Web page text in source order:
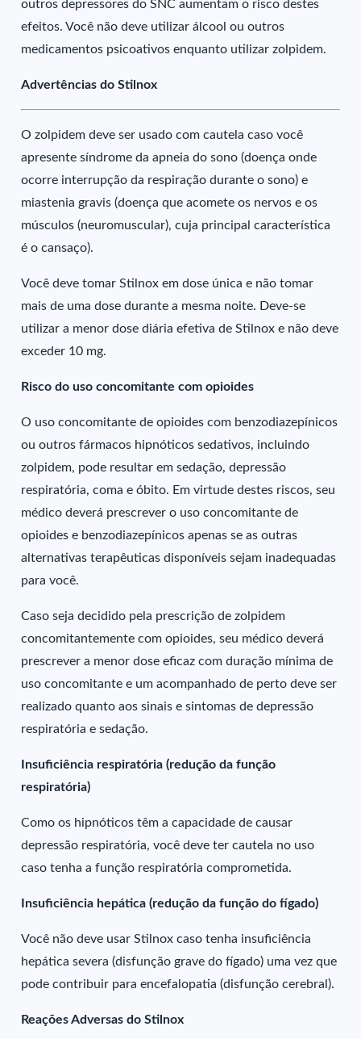
outros depressores do SNC aumentam o risco destes
efeitos. Você não deve utilizar álcool ou outros
medicamentos psicoativos enquanto utilizar zolpidem.
Advertências do Stilnox
O zolpidem deve ser usado com cautela caso você
apresente síndrome da apneia do sono (doença onde
ocorre interrupção da respiração durante o sono) e
miastenia gravis (doença que acomete os nervos e os
músculos (neuromuscular), cuja principal característica
é o cansaço).
Você deve tomar Stilnox em dose única e não tomar
mais de uma dose durante a mesma noite. Deve-se
utilizar a menor dose diária efetiva de Stilnox e não deve
exceder 10 mg.
Risco do uso concomitante com opioides
O uso concomitante de opioides com benzodiazepínicos
ou outros fármacos hipnóticos sedativos, incluindo
zolpidem, pode resultar em sedação, depressão
respiratória, coma e óbito. Em virtude destes riscos, seu
médico deverá prescrever o uso concomitante de
opioides e benzodiazepínicos apenas se as outras
alternativas terapêuticas disponíveis sejam inadequadas
para você.
Caso seja decidido pela prescrição de zolpidem
concomitantemente com opioides, seu médico deverá
prescrever a menor dose eficaz com duração mínima de
uso concomitante e um acompanhado de perto deve ser
realizado quanto aos sinais e sintomas de depressão
respiratória e sedação.
Insuficiência respiratória (redução da função
respiratória)
Como os hipnóticos têm a capacidade de causar
depressão respiratória, você deve ter cautela no uso
caso tenha a função respiratória comprometida.
Insuficiência hepática (redução da função do fígado)
Você não deve usar Stilnox caso tenha insuficiência
hepática severa (disfunção grave do fígado) uma vez que
pode contribuir para encefalopatia (disfunção cerebral).
Reações Adversas do Stilnox